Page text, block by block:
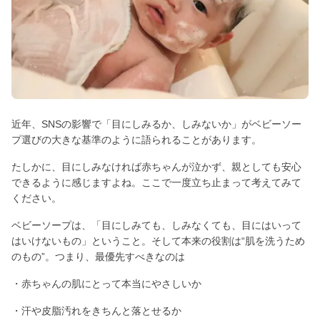
近年、SNSの影響で「目にしみるか、しみないか」がベビーソー
プ選びの大きな基準のように語られることがあります。
たしかに、目にしみなければ赤ちゃんが泣かず、親としても安心
できるように感じますよね。ここで一度立ち止まって考えてみて
ください。
ベビーソープは、「目にしみても、しみなくても、目にはいって
はいけないもの」ということ。そして本来の役割は“肌を洗うため
のもの”。つまり、最優先すべきなのは
・赤ちゃんの肌にとって本当にやさしいか
・汗や皮脂汚れをきちんと落とせるか